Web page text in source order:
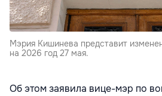
Мэрия Кишинева представит
на 2026 год 27 мая.
Об этом заявила вице-мэр по